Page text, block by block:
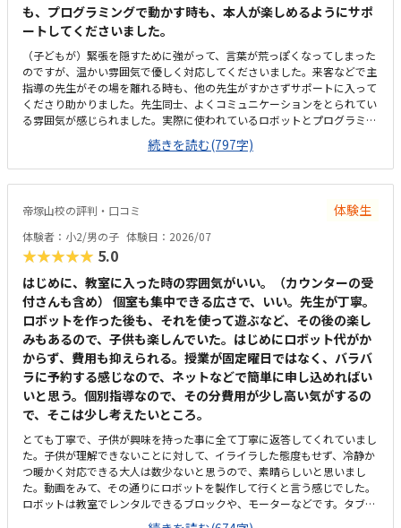
も、プログラミングで動かす時も、本人が楽しめるようにサポ
ートしてくださいました。
（子どもが）緊張を隠すために強がって、言葉が荒っぽくなってしまった
のですが、温かい雰囲気で優しく対応してくださいました。来客などで主
指導の先生がその場を離れる時も、他の先生がすかさずサポートに入って
くださり助かりました。先生同士、よくコミュニケーションをとられてい
る雰囲気が感じられました。実際に使われているロボットとプログラミン
グソフトを使いました。ロボットを組み立てる際は、スライドで一つ一つ
の工程を3Dで確認しながら組み立てることができ、本人も楽しかったよう
です。組み立てを間違えていても、自分で気づくことができるように声か
けしてくださり、最後まで自分で作り上げた達成感があったと思います。
通塾する場合は、作業の記録を保護者がスマホで確認することができた
り、コンテストに参加したりすることができるそうです。ただ作るだけで
はなく、目標が定められているのも良いと思います。自宅から近く、徒歩
で10分ほどの距離でした。最寄駅からも同じくらいの距離だと思います。
入り口前が駐輪場になっているようでしたが、きちんと端に寄せて自転車
が停めてあり、日頃から指導されているのだろうなと感じました。入り口
前の道は車通りが多いですが、混雑する時間帯は誘導の方もいてくださる
ようです。掲示物やテキストなどは整頓されており、全体的にスッキリと
した印象でした。時間によって、他のお子さんが出入りするタイミングが
あるものの、パーテーションで適度に視界が遮られており、あまり気にな
りませんでした。一般的な塾などと比べても平均的かなと感じます。ロボ
ット制作にしろプログラミングにしろ、学校や家ではそれほど深くは体験
できないので、持参物なしで通えるのはありがたいです。間違いを直接指
摘せず、本人が気づけるように寄り添ってくれる姿勢です。作業中も、で
きるだけ空白の時間ができないように気にかけてくださり、ありがたかっ
たです。
続きを読む(797字)
帝塚山校の評判・口コミ 体験生
体験者：小2/男の子 体験日：2026/07
★★★★★ 5.0
はじめに、教室に入った時の雰囲気がいい。（カウンターの受
付さんも含め） 個室も集中できる広さで、いい。先生が丁寧。
ロボットを作った後も、それを使って遊ぶなど、その後の楽し
みもあるので、子供も楽しんでいた。はじめにロボット代がか
からず、費用も抑えられる。授業が固定曜日ではなく、バラバ
ラに予約する感じなので、ネットなどで簡単に申し込めればい
いと思う。個別指導なので、その分費用が少し高い気がするの
で、そこは少し考えたいところ。
とても丁寧で、子供が興味を持った事に全て丁寧に返答してくれていまし
た。子供が理解できないことに対して、イライラした態度もせず、冷静か
つ暖かく対応できる大人は数少ないと思うので、素晴らしいと思いまし
た。動画をみて、その通りにロボットを製作して行くと言う感じでした。
ロボットは教室でレンタルできるブロックや、モーターなどです。タブレ
ットの操作も子供自身ができるので、機械に強くなるなという印象でし